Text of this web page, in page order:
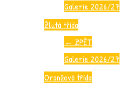
Galerie 2026/27
Žlutá třída
← ZPĚT
Galerie 2026/27
Oranžová třída